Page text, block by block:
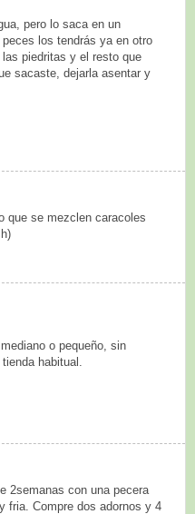
pero lo saca en un
los tendrás ya en otro
piedritas y el resto que
sacaste, dejarla asentar y
que se mezclen caracoles
o pequeño, sin
habitual.
2semanas con una pecera
fria. Compre dos adornos y 4